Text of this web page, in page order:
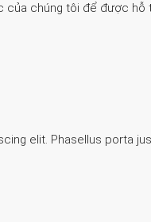
của chúng tôi để được hỗ
elit. Phasellus porta